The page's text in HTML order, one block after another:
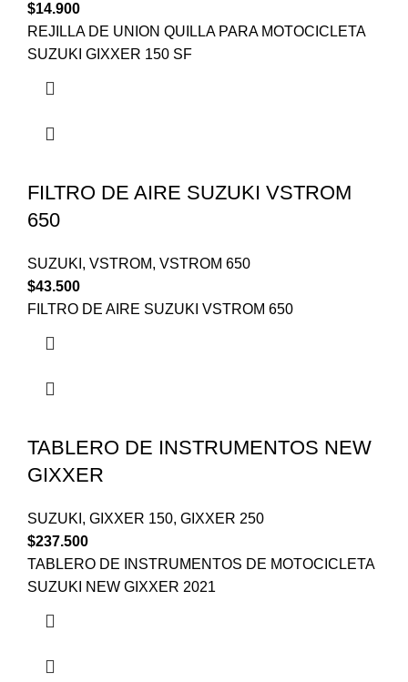
$14.900
REJILLA DE UNION QUILLA PARA MOTOCICLETA
SUZUKI GIXXER 150 SF
FILTRO DE AIRE SUZUKI VSTROM
650
SUZUKI , VSTROM, VSTROM 650
$43.500
FILTRO DE AIRE SUZUKI VSTROM 650
TABLERO DE INSTRUMENTOS NEW
GIXXER
SUZUKI , GIXXER 150, GIXXER 250
$237.500
TABLERO DE INSTRUMENTOS DE MOTOCICLETA
SUZUKI NEW GIXXER 2021